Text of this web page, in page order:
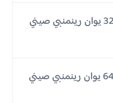
322600.00 يوان رينمنبي صيني
645200.00 يوان رينمنبي صيني